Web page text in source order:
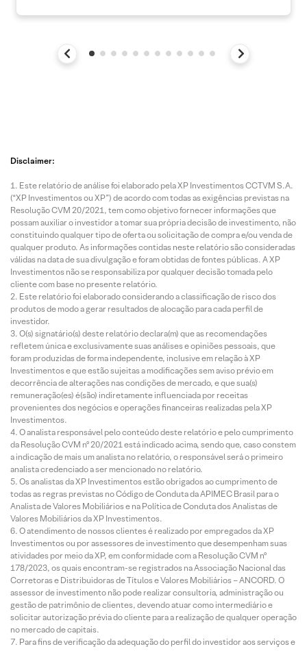
Disclaimer:
Este relatório de análise foi elaborado pela XP Investimentos CCTVM S.A.
(“XP Investimentos ou XP”) de acordo com todas as exigências previstas na
Resolução CVM 20/2021, tem como objetivo fornecer informações que
possam auxiliar o investidor a tomar sua própria decisão de investimento, não
constituindo qualquer tipo de oferta ou solicitação de compra e/ou venda de
qualquer produto. As informações contidas neste relatório são consideradas
válidas na data de sua divulgação e foram obtidas de fontes públicas. A XP
Investimentos não se responsabiliza por qualquer decisão tomada pelo
cliente com base no presente relatório.
Este relatório foi elaborado considerando a classificação de risco dos
produtos de modo a gerar resultados de alocação para cada perfil de
investidor.
O(s) signatário(s) deste relatório declara(m) que as recomendações
refletem única e exclusivamente suas análises e opiniões pessoais, que
foram produzidas de forma independente, inclusive em relação à XP
Investimentos e que estão sujeitas a modificações sem aviso prévio em
decorrência de alterações nas condições de mercado, e que sua(s)
remuneração(es) é(são) indiretamente influenciada por receitas
provenientes dos negócios e operações financeiras realizadas pela XP
Investimentos.
O analista responsável pelo conteúdo deste relatório e pelo cumprimento
da Resolução CVM nº 20/2021 está indicado acima, sendo que, caso constem
a indicação de mais um analista no relatório, o responsável será o primeiro
analista credenciado a ser mencionado no relatório.
Os analistas da XP Investimentos estão obrigados ao cumprimento de
todas as regras previstas no Código de Conduta da APIMEC Brasil para o
Analista de Valores Mobiliários e na Política de Conduta dos Analistas de
Valores Mobiliários da XP Investimentos.
O atendimento de nossos clientes é realizado por empregados da XP
Investimentos ou por assessores de investimento que desempenham suas
atividades por meio da XP, em conformidade com a Resolução CVM nº
178/2023, os quais encontram-se registrados na Associação Nacional das
Corretoras e Distribuidoras de Títulos e Valores Mobiliários – ANCORD. O
assessor de investimento não pode realizar consultoria, administração ou
gestão de patrimônio de clientes, devendo atuar como intermediário e
solicitar autorização prévia do cliente para a realização de qualquer operação
no mercado de capitais.
Para fins de verificação da adequação do perfil do investidor aos serviços e